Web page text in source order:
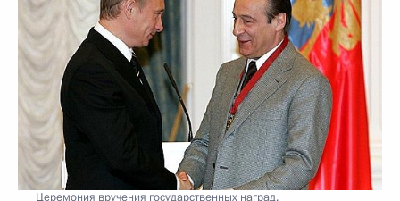
Церемония вручения государственных наград.